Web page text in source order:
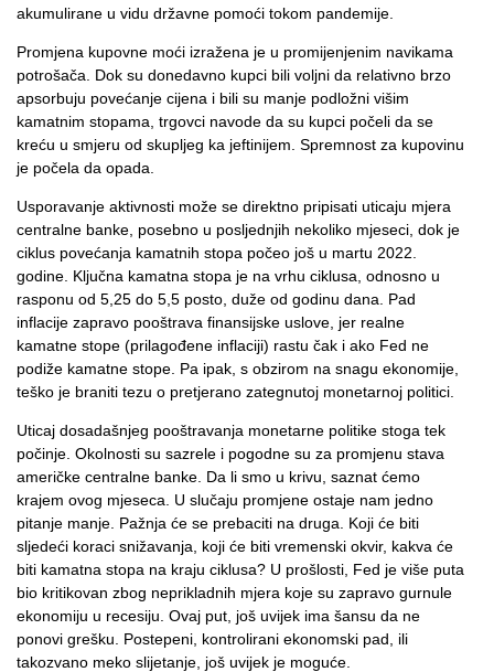
akumulirane u vidu državne pomoći tokom pandemije.
Promjena kupovne moći izražena je u promijenjenim navikama
potrošača. Dok su donedavno kupci bili voljni da relativno brzo
apsorbuju povećanje cijena i bili su manje podložni višim
kamatnim stopama, trgovci navode da su kupci počeli da se
kreću u smjeru od skupljeg ka jeftinijem. Spremnost za kupovinu
je počela da opada.
Usporavanje aktivnosti može se direktno pripisati uticaju mjera
centralne banke, posebno u posljednjih nekoliko mjeseci, dok je
ciklus povećanja kamatnih stopa počeo još u martu 2022.
godine. Ključna kamatna stopa je na vrhu ciklusa, odnosno u
rasponu od 5,25 do 5,5 posto, duže od godinu dana. Pad
inflacije zapravo pooštrava finansijske uslove, jer realne
kamatne stope (prilagođene inflaciji) rastu čak i ako Fed ne
podiže kamatne stope. Pa ipak, s obzirom na snagu ekonomije,
teško je braniti tezu o pretjerano zategnutoj monetarnoj politici.
Uticaj dosadašnjeg pooštravanja monetarne politike stoga tek
počinje. Okolnosti su sazrele i pogodne su za promjenu stava
američke centralne banke. Da li smo u krivu, saznat ćemo
krajem ovog mjeseca. U slučaju promjene ostaje nam jedno
pitanje manje. Pažnja će se prebaciti na druga. Koji će biti
sljedeći koraci snižavanja, koji će biti vremenski okvir, kakva će
biti kamatna stopa na kraju ciklusa? U prošlosti, Fed je više puta
bio kritikovan zbog neprikladnih mjera koje su zapravo gurnule
ekonomiju u recesiju. Ovaj put, još uvijek ima šansu da ne
ponovi grešku. Postepeni, kontrolirani ekonomski pad, ili
takozvano meko slijetanje, još uvijek je moguće.